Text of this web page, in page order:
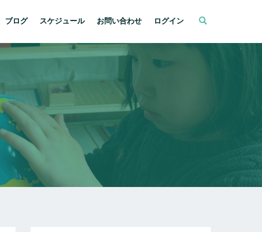
ブログ スケジュール お問い合わせ ログイン